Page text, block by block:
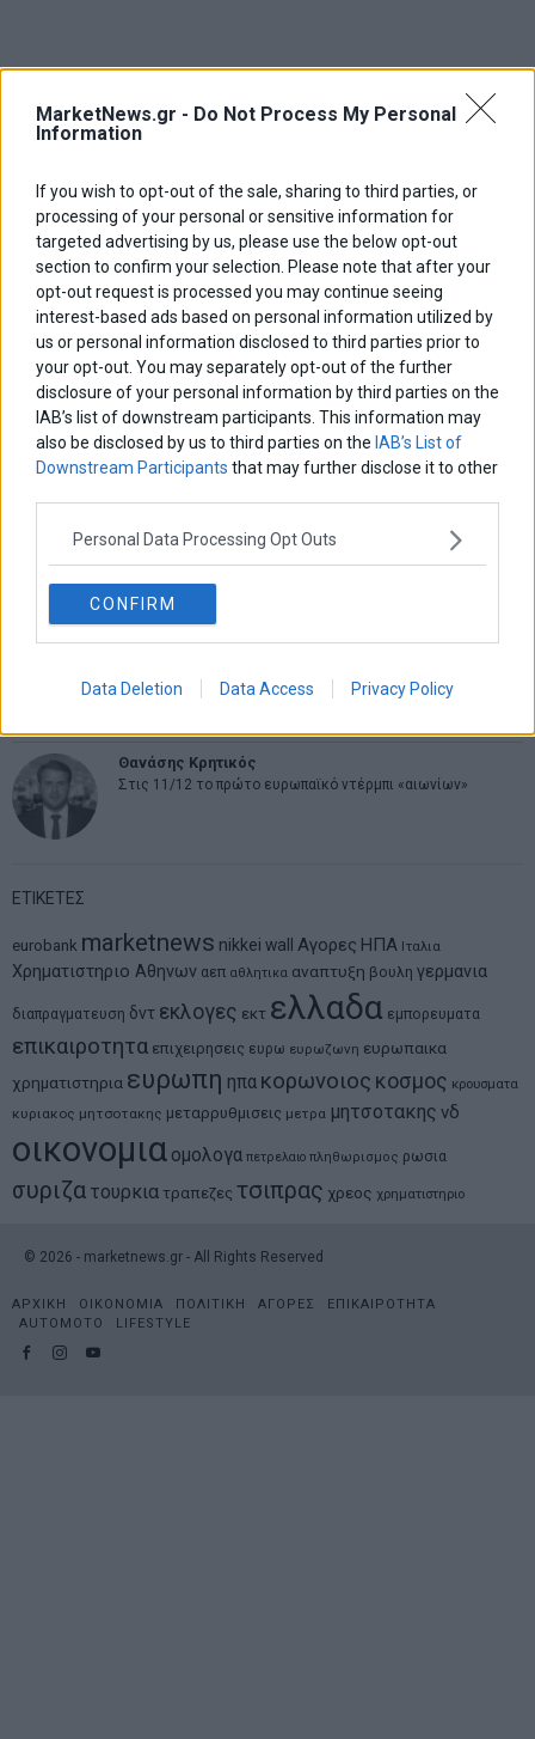
MarketNews.gr - Do Not Process My Personal
Information
If you wish to opt-out of the sale, sharing to third parties, or
processing of your personal or sensitive information for
targeted advertising by us, please use the below opt-out
section to confirm your selection. Please note that after your
opt-out request is processed you may continue seeing
interest-based ads based on personal information utilized by
us or personal information disclosed to third parties prior to
your opt-out. You may separately opt-out of the further
disclosure of your personal information by third parties on the
IAB’s list of downstream participants. This information may
also be disclosed by us to third parties on the IAB’s List of
Downstream Participants that may further disclose it to other
Personal Data Processing Opt Outs
CONFIRM
Data Deletion Data Access Privacy Policy
Ελευθερία Κούρταλη
Οι «τιμωροί» των ομολόγων επέστρεψαν
Εύη Φραγκάκη
Η αληθινή παιδεία ξεκινά από την ψυχή…
Σταματίνα Σταματάκου
Η βία κατά των ζώων δεν αντέχει βολικές ερμηνείες
Δημήτρης Καμπουράκης
Από την αποθέωση στην καταγγελία: Η Ελλάδα πάντα
ψάχνει τον επόμενο Μεσσία
μοντέλο επιχειρηματικότητας
Θανάσης Κρητικός
Στις 11/12 το πρώτο ευρωπαϊκό ντέρμπι «αιωνίων»
ΕΤΙΚΕΤΕΣ
eurobank marketnews nikkei wall Αγορες ΗΠΑ Ιταλια
Χρηματιστηριο Αθηνων αεπ αθλητικα αναπτυξη βουλη γερμανια
διαπραγματευση δντ εκλογες εκτ ελλαδα εμπορευματα
επικαιροτητα επιχειρησεις ευρω ευρωζωνη ευρωπαικα
χρηματιστηρια ευρωπη ηπα κορωνοιος κοσμος κρουσματα
κυριακος μητσοτακης μεταρρυθμισεις μετρα μητσοτακης νδ
οικονομια ομολογα πετρελαιο πληθωρισμος ρωσια
συριζα τουρκια τραπεζες τσιπρας χρεος χρηματιστηριο
© 2026 - marketnews.gr - All Rights Reserved
ΑΡΧΙΚΗ ΟΙΚΟΝΟΜΙΑ ΠΟΛΙΤΙΚΗ ΑΓΟΡΕΣ
ΕΠΙΚΑΙΡΟΤΗΤΑ
AUTOMOTO
LIFESTYLE